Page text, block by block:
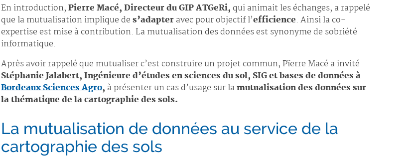
En introduction,Pierre Macé, Directeur du GIP ATGeRi,qui animait les échanges, a rappelé
que la mutualisation implique des’adapteravec pour objectif l’efficience. Ainsi la co-
expertise est mise à contribution. La mutualisation des données est synonyme de sobriété
informatique.
Après avoir rappelé que mutualiser c’est construire un projet commun, Pïerre Macé a invité
Stéphanie Jalabert, Ingénieure d’études en sciences du sol, SIG et bases de données à
Bordeaux Sciences Agro, à présenter un cas d’usage sur lamutualisation des données sur
la thématique de la cartographie des sols.
La mutualisation de données au service de la
cartographie des sols